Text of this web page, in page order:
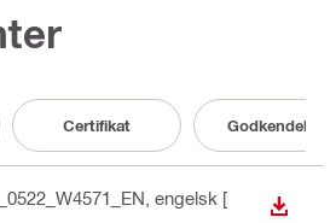
Certifikat Godkendelser
, engelsk [